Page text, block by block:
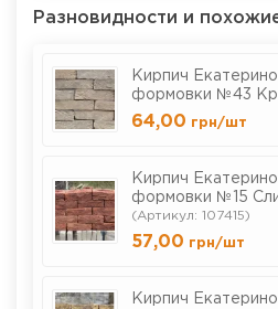
Разновидности и
Кирпич
формовки №43
64,00 грн/шт
Кирпич
формовки №15
(Артикул: 107415)
57,00 грн/шт
Кирпич